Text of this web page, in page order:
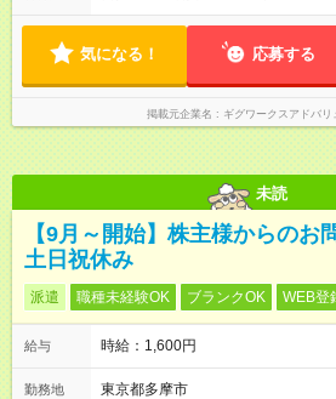
気になる！ 応募する
掲載元企業名 ギグワークスアドバリ
未読
【9月～開始】株主様からのお
土日祝休み
派遣 職種未経験OK ブランクOK WEB登
給与 時給：1,600円
勤務地
東京都多摩市